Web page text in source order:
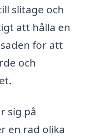
slitage och
att hålla en
för att
och
sig på
en rad olika